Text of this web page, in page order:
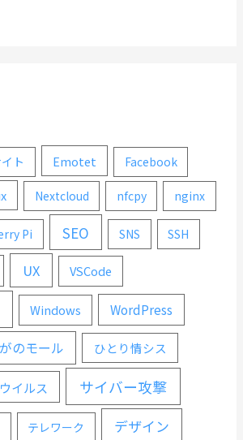
ト Emotet Facebook
Nextcloud nfcpy nginx
Pi SEO SNS SSH
UX VSCode
Windows WordPress
のモール ひとり情シス
ウイルス サイバー攻撃
テレワーク デザイン